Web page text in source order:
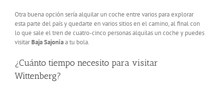
Otra buena opción sería alquilar un coche entre varios para explorar
esta parte del país y quedarte en varios sitios en el camino, al final con
lo que sale el tren de cuatro-cinco personas alquilas un coche y puedes
visitarBaja Sajoniaa tu bola.
¿Cuánto tiempo necesito para visitar
Wittenberg?